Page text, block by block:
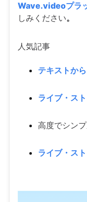
Wave.videoプラ
しみください。
人気記事
テキストか
ライブ・ス
高度でシン
ライブ・ス